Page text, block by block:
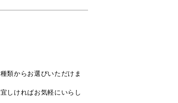
類からお選びいただけま
しければお気軽にいらし